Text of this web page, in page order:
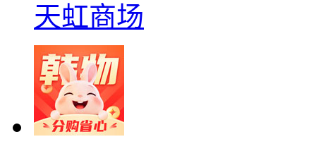
天虹商场